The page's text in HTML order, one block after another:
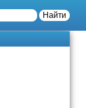
Найти